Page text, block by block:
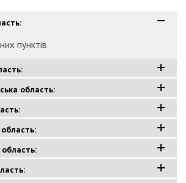
пунктів
область: